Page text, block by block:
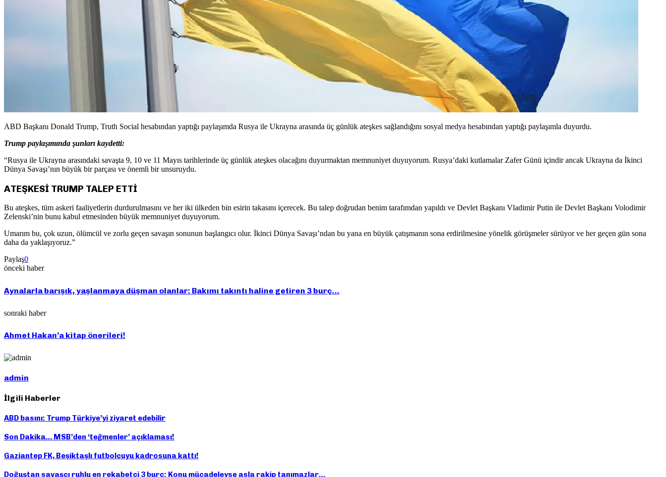
ABD Başkanı Donald Trump, Truth Social hesabından yaptığı paylaşımda Rusya ile Ukrayna arasında üç günlük ateşkes sağlandığını sosyal medya hesabından yaptığı paylaşımla duyurdu.
Trump paylaşımında şunları kaydetti:
“Rusya ile Ukrayna arasındaki savaşta 9, 10 ve 11 Mayıs tarihlerinde üç günlük ateşkes olacağını duyurmaktan memnuniyet duyuyorum. Rusya’daki kutlamalar Zafer Günü içindir ancak Ukrayna da İkinci
Dünya Savaşı’nın büyük bir parçası ve önemli bir unsuruydu.
ATEŞKESİ TRUMP TALEP ETTİ
Bu ateşkes, tüm askeri faaliyetlerin durdurulmasını ve her iki ülkeden bin esirin takasını içerecek. Bu talep doğrudan benim tarafımdan yapıldı ve Devlet Başkanı Vladimir Putin ile Devlet Başkanı Volodimir
Zelenski’nin bunu kabul etmesinden büyük memnuniyet duyuyorum.
Umarım bu, çok uzun, ölümcül ve zorlu geçen savaşın sonunun başlangıcı olur. İkinci Dünya Savaşı’ndan bu yana en büyük çatışmanın sona erdirilmesine yönelik görüşmeler sürüyor ve her geçen gün sona
daha da yaklaşıyoruz.”
Paylaş0
önceki haber
Aynalarla barışık, yaşlanmaya düşman olanlar: Bakımı takıntı haline getiren 3 burç…
sonraki haber
Ahmet Hakan’a kitap önerileri!
admin
İlgili Haberler
ABD basını: Trump Türkiye’yi ziyaret edebilir
Son Dakika… MSB’den ‘teğmenler’ açıklaması!
Gaziantep FK, Beşiktaşlı futbolcuyu kadrosuna kattı!
Doğuştan savaşçı ruhlu en rekabetçi 3 burç: Konu mücadeleyse asla rakip tanımazlar…